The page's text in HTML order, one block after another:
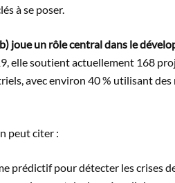
à se poser.
joue un rôle central dans le
elle soutient actuellement 168
avec environ 40 % utilisant des
peut citer :
prédictif pour détecter les crises